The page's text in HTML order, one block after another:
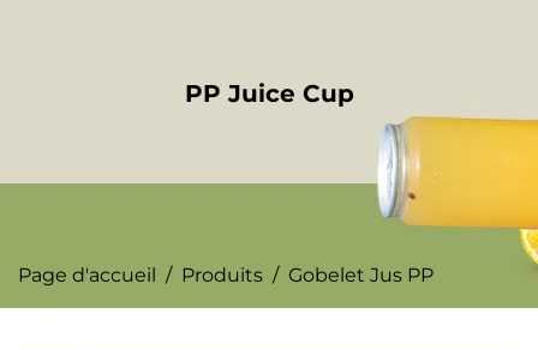
Page d'accueil / Produits / Gobelet Jus PP
PP Juice Cup